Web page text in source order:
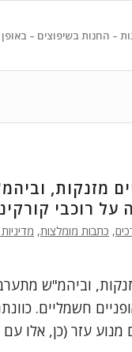
– החנות בשיפוצים –
מזנקות,
על רוכבי
, כתבות מומלצות,
וביהמ"ש
חשמליים.
מנוע עזר (כן, אלו